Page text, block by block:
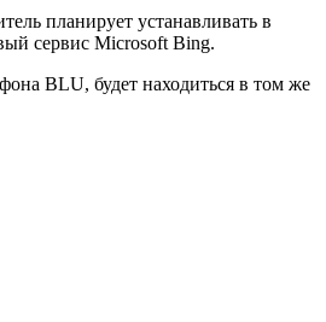
планирует устанавливать в
сервис Microsoft Bing.
BLU, будет находиться в том же